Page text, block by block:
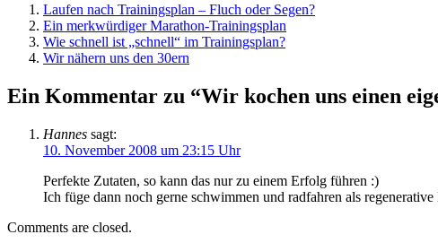
Laufen nach Trainingsplan – Fluch oder Segen?
Ein merkwürdiger Marathon-Trainingsplan
Wie schnell ist „schnell“ im Trainingsplan?
Wir nähern uns den 30ern
Ein Kommentar zu “Wir kochen uns einen
Hannes sagt:
10. November 2008 um 23:15 Uhr
Perfekte Zutaten, so kann das nur zu einem Erfolg führen :)
Ich füge dann noch gerne schwimmen und radfahren als
Comments are closed.